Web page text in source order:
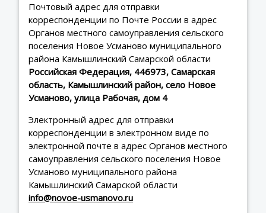
Почтовый адрес для отправки
корреспонденции по Почте России в адрес
Органов местного самоуправления сельского
поселения Новое Усманово муниципального
района Камышлинский Самарской области
Российская Федерация, 446973, Самарская
область, Камышлинский район, село Новое
Усманово, улица Рабочая, дом 4
Электронный адрес для отправки
корреспонденции в электронном виде по
электронной почте в адрес Органов местного
самоуправления сельского поселения Новое
Усманово муниципального района
Камышлинский Самарской области
info@novoe-usmanovo.ru